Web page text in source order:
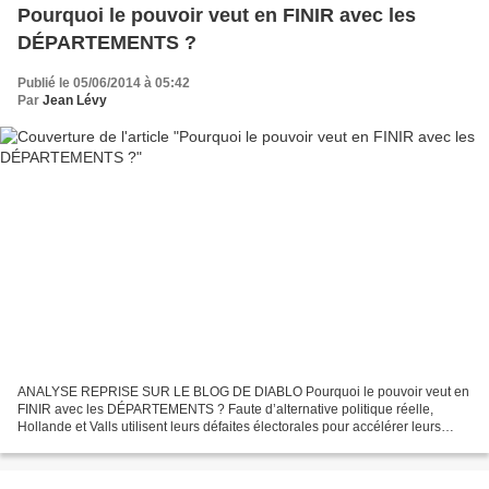
Pourquoi le pouvoir veut en FINIR avec les
DÉPARTEMENTS ?
Publié le 05/06/2014 à 05:42
Par Jean Lévy
ANALYSE REPRISE SUR LE BLOG DE DIABLO Pourquoi le pouvoir veut en
FINIR avec les DÉPARTEMENTS ? Faute d’alternative politique réelle,
Hollande et Valls utilisent leurs défaites électorales pour accélérer leurs